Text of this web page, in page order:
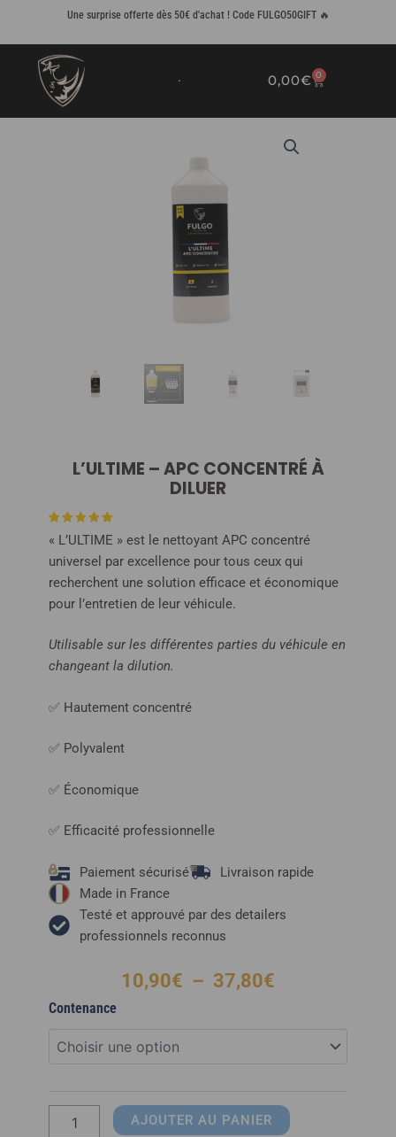
Une surprise offerte dès 50€ d'achat ! Code FULGO50GIFT 🔥
0,00€ 0
PANIER
L’ULTIME – APC CONCENTRÉ À
DILUER
Noté 5.00
sur 5
basé sur
notations
client
« L’ULTIME » est le nettoyant APC concentré
universel par excellence pour tous ceux qui
recherchent une solution efficace et économique
pour l’entretien de leur véhicule.
Utilisable sur les différentes parties du véhicule en
changeant la dilution.
✅ Hautement concentré
✅ Polyvalent
✅ Économique
✅ Efficacité professionnelle
Paiement sécurisé
Livraison rapide
Made in France
Testé et approuvé par des detailers
professionnels reconnus
10,90€ – 37,80€
10,90€
Contenance
quantité
L'ULTIME
Concentré
AJOUTER AU PANIER